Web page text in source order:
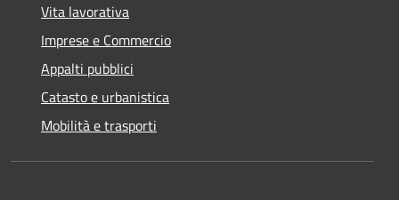
Vita lavorativa
Imprese e Commercio
Appalti pubblici
Catasto e urbanistica
Mobilità e trasporti